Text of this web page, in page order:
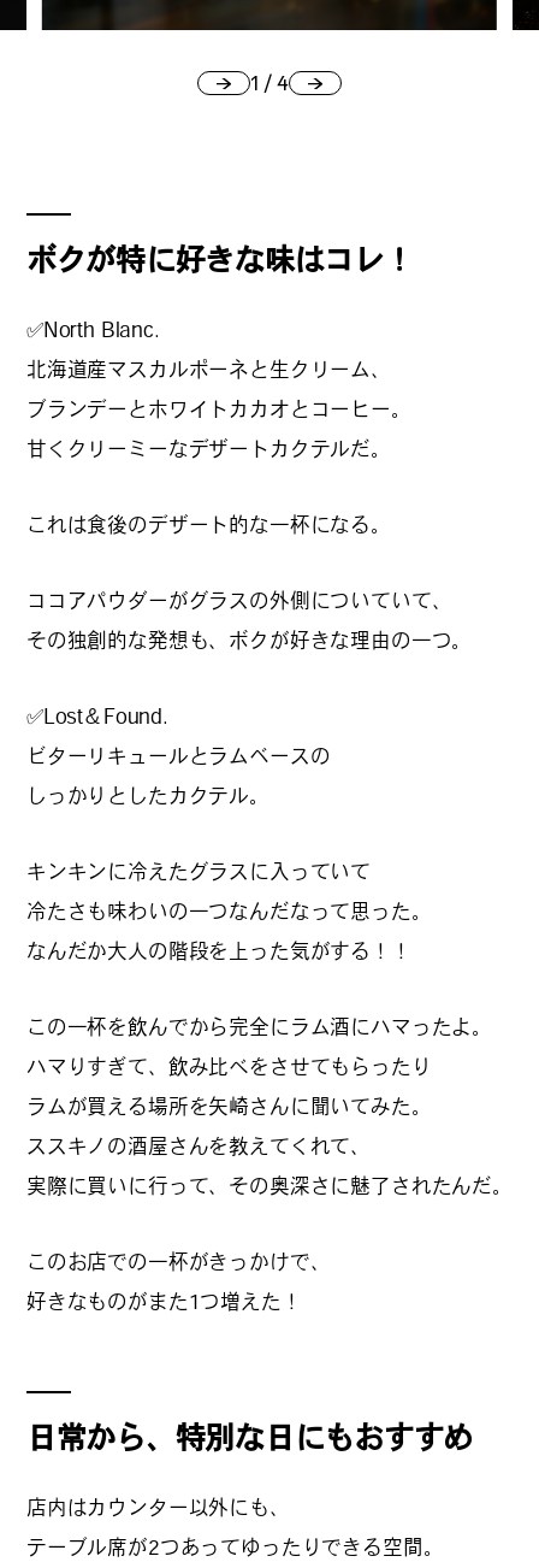
#やっぱり○○が好き
#イベント
#ランチ
#ショッピング
#カフェ
FOLLOW US
公式SNSはこちら
Instagra
JOIN US !
1 / 4
ボクが特に好きな味はコレ！
✅North Blanc.
北海道産マスカルポーネと生クリーム、
ブランデーとホワイトカカオとコーヒー。
甘くクリーミーなデザートカクテルだ。
これは食後のデザート的な一杯になる。
ココアパウダーがグラスの外側についていて、
その独創的な発想も、ボクが好きな理由の一つ。
✅Lost＆Found.
ビターリキュールとラムベースの
しっかりとしたカクテル。
キンキンに冷えたグラスに入っていて
冷たさも味わいの一つなんだなって思った。
なんだか大人の階段を上った気がする！！
この一杯を飲んでから完全にラム酒にハマったよ。
ハマりすぎて、飲み比べをさせてもらったり
ラムが買える場所を矢崎さんに聞いてみた。
ススキノの酒屋さんを教えてくれて、
実際に買いに行って、その奥深さに魅了されたんだ。
このお店での一杯がきっかけで、
好きなものがまた1つ増えた！
日常から、特別な日にもおすすめ
店内はカウンター以外にも、
テーブル席が2つあってゆったりできる空間。